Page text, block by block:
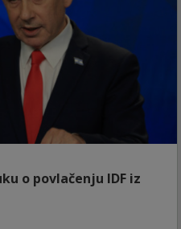
o povlačenju IDF iz